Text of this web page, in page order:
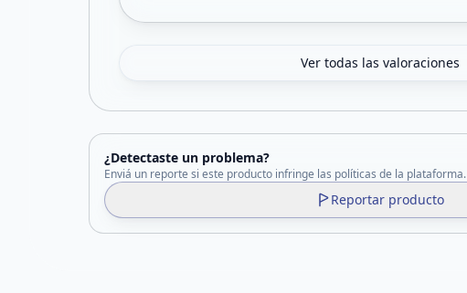
Ver todas las valoraciones
¿Detectaste un problema?
Enviá un reporte si este producto infringe las políticas de la plataforma.
Reportar producto